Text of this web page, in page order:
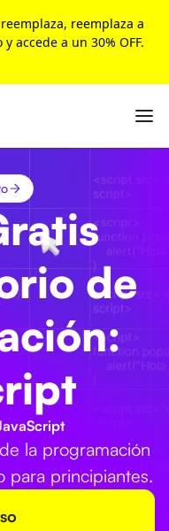
reemplaza a
accede a un 30% OFF.
de
la programación
para principiantes.